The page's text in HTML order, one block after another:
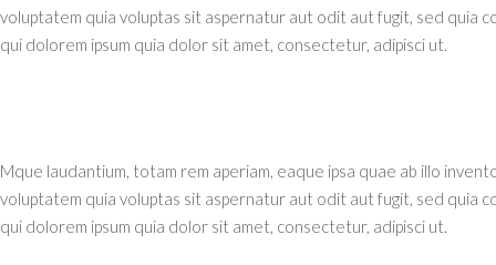
voluptatem quia voluptas sit aspernatur aut odit aut fugit, sed quia
qui dolorem ipsum quia dolor sit amet, consectetur, adipisci ut.
Mque laudantium, totam rem aperiam, eaque ipsa quae ab illo
voluptatem quia voluptas sit aspernatur aut odit aut fugit, sed quia
qui dolorem ipsum quia dolor sit amet, consectetur, adipisci ut.